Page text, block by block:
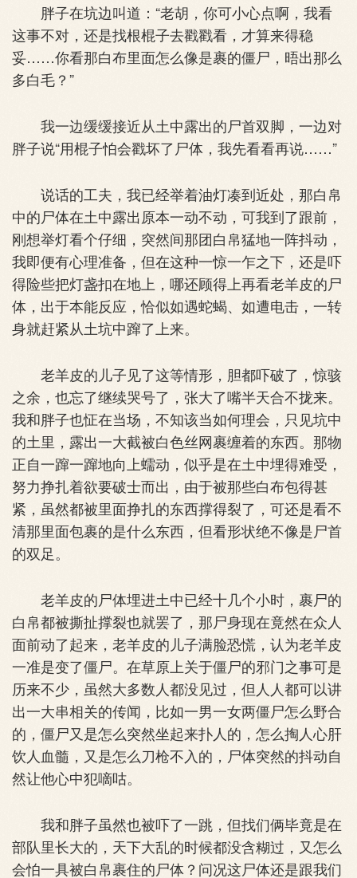
胖子在坑边叫道：“老胡，你可小心点啊，我看
这事不对，还是找根棍子去戳戳看，才算来得稳
妥……你看那白布里面怎么像是裹的僵尸，晤出那么
多白毛？”
我一边缓缓接近从土中露出的尸首双脚，一边对
胖子说“用棍子怕会戳坏了尸体，我先看看再说……”
说话的工夫，我已经举着油灯凑到近处，那白帛
中的尸体在土中露出原本一动不动，可我到了跟前，
刚想举灯看个仔细，突然间那团白帛猛地一阵抖动，
我即便有心理准备，但在这种一惊一乍之下，还是吓
得险些把灯盏扣在地上，哪还顾得上再看老羊皮的尸
体，出于本能反应，恰似如遇蛇蝎、如遭电击，一转
身就赶紧从土坑中蹿了上来。
老羊皮的儿子见了这等情形，胆都吓破了，惊骇
之余，也忘了继续哭号了，张大了嘴半天合不拢来。
我和胖子也怔在当场，不知该当如何理会，只见坑中
的土里，露出一大截被白色丝网裹缠着的东西。那物
正自一蹿一蹿地向上蠕动，似乎是在土中埋得难受，
努力挣扎着欲要破士而出，由于被那些白布包得甚
紧，虽然都被里面挣扎的东西撑得裂了，可还是看不
清那里面包裹的是什么东西，但看形状绝不像是尸首
的双足。
老羊皮的尸体埋进土中已经十几个小时，裹尸的
白帛都被撕扯撑裂也就罢了，那尸身现在竟然在众人
面前动了起来，老羊皮的儿子满脸恐慌，认为老羊皮
一准是变了僵尸。在草原上关于僵尸的邪门之事可是
历来不少，虽然大多数人都没见过，但人人都可以讲
出一大串相关的传闻，比如一男一女两僵尸怎么野合
的，僵尸又是怎么突然坐起来扑人的，怎么掏人心肝
饮人血髓，又是怎么刀枪不入的，尸体突然的抖动自
然让他心中犯嘀咕。
我和胖子虽然也被吓了一跳，但找们俩毕竟是在
部队里长大的，天下大乱的时候都没含糊过，又怎么
会怕一具被白帛裹住的尸体？问况这尸体还是跟我们